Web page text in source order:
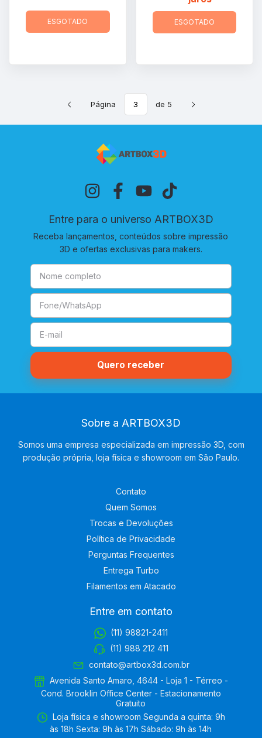
ESGOTADO ESGOTADO
Página de 5
Entre para o universo ARTBOX3D
Receba lançamentos, conteúdos sobre impressão
3D e ofertas exclusivas para makers.
Sobre a ARTBOX3D
Somos uma empresa especializada em impressão 3D, com
produção própria, loja física e showroom em São Paulo.
Contato
Quem Somos
Trocas e Devoluções
Política de Privacidade
Perguntas Frequentes
Entrega Turbo
Filamentos em Atacado
Entre em contato
(11) 98821-2411
(11) 988 212 411
contato@artbox3d.com.br
Avenida Santo Amaro, 4644 - Loja 1 - Térreo -
Cond. Brooklin Office Center - Estacionamento
Gratuito
Loja física e showroom Segunda a quinta: 9h
às 18h Sexta: 9h às 17h Sábado: 9h às 14h